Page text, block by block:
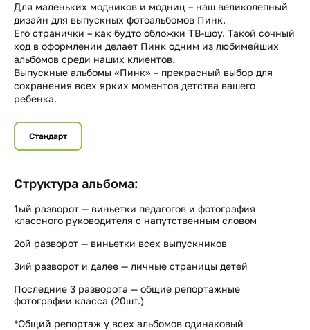
Для маленьких модников и модниц – наш великолепный
дизайн для выпускных фотоальбомов Пинк.
Его странички – как будто обложки ТВ-шоу. Такой сочный
ход в оформлении делает Пинк одним из любимейших
альбомов среди наших клиентов.
Выпускные альбомы «Пинк» – прекрасный выбор для
сохранения всех ярких моментов детства вашего
ребенка.
Стандарт
Структура альбома:
1ый разворот — виньетки педагогов и фотография
классного руководителя с напутственным словом
2ой разворот — виньетки всех выпускников
3ий разворот и далее — личные страницы детей
Последние 3 разворота — общие репортажные
фотографии класса (20шт.)
*Общий репортаж у всех альбомов одинаковый